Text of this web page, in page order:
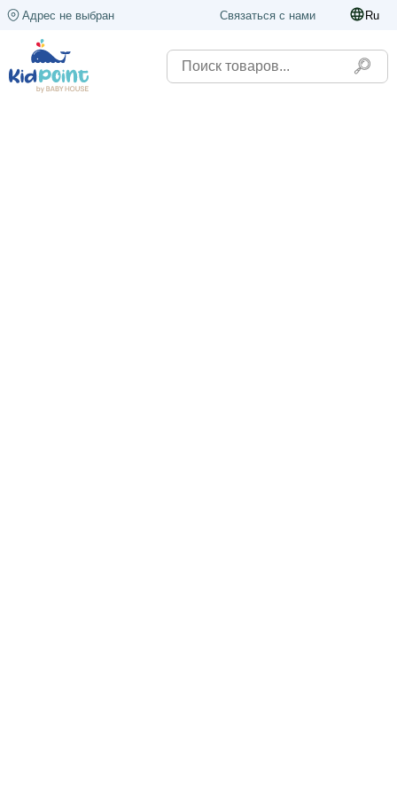
Адрес не выбран Связаться с нами Ru